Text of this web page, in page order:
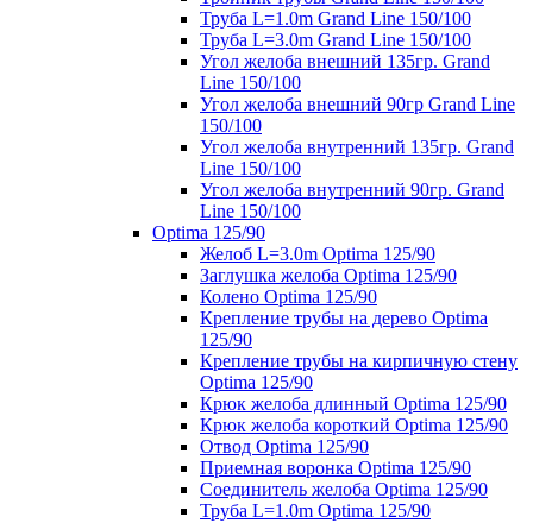
Труба L=1.0m Grand Line 150/100
Труба L=3.0m Grand Line 150/100
Угол желоба внешний 135гр. Grand
Line 150/100
Угол желоба внешний 90гр Grand Line
150/100
Угол желоба внутренний 135гр. Grand
Line 150/100
Угол желоба внутренний 90гр. Grand
Line 150/100
Optima 125/90
Желоб L=3.0m Optima 125/90
Заглушка желоба Optima 125/90
Колено Optima 125/90
Крепление трубы на дерево Optima
125/90
Крепление трубы на кирпичную стену
Optima 125/90
Крюк желоба длинный Optima 125/90
Крюк желоба короткий Optima 125/90
Отвод Optima 125/90
Приемная воронка Optima 125/90
Соединитель желоба Optima 125/90
Труба L=1.0m Optima 125/90